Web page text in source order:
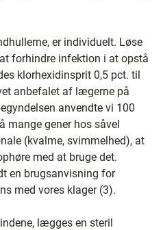
er individuelt. Løse
forhindre infektion i at opstå
klorhexidinsprit 0,5 pct. til
anbefalet af lægerne på
anvendte vi 100
mange gener hos såvel
(kvalme, svimmelhed), at
med at bruge det.
en brugsanvisning for
med vores klager (3).
lægges en steril